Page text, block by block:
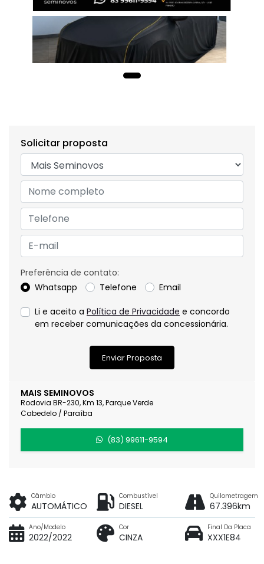
MAIS SEMINOVOS
Rodovia BR-230, Km 13, Parque Verde
Cabedelo / Paraíba
(83) 99611-9594
Solicitar proposta
Preferência de contato:
Whatsapp
Telefone Email
Li e aceito a Política de Privacidade e concordo
em receber comunicações da concessionária.
Enviar Proposta
Câmbio
AUTOMÁTICO
Combustível
DIESEL
Quilometragem
67.396km
Ano/Modelo
2022/2022
Cor
CINZA
Final Da Placa
XXX1E84